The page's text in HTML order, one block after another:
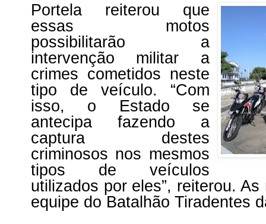
Portela reiterou que
essas motos
possibilitarão a
intervenção militar a
crimes cometidos neste
tipo de veículo. “Com
isso, o Estado se
antecipa fazendo a
captura destes
criminosos nos mesmos
tipos de veículos
utilizados por eles”, reiterou.
equipe do Batalhão Tiradentes